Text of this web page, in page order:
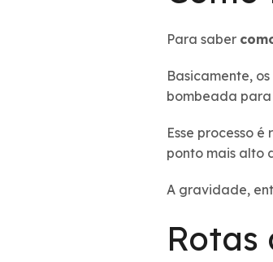
Para saber
Basicamente,
bombeada para
Esse processo
ponto mais alto
A gravidade,